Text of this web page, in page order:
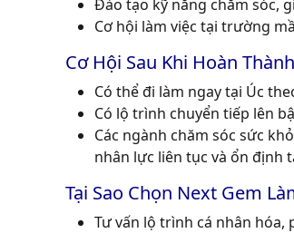
Đào tạo kỹ năng chăm sóc,
Cơ hội làm việc tại trường
Cơ Hội Sau Khi Hoàn
Có thể đi làm ngay tại Úc
Có lộ trình chuyển tiếp lên
Các ngành chăm sóc sức
nhân lực liên tục và ổn định
Tại Sao Chọn Next Gem
Tư vấn lộ trình cá nhân hóa,